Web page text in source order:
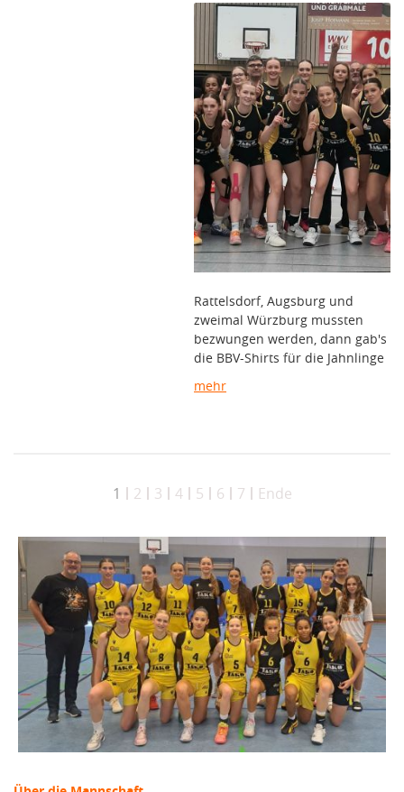
Rattelsdorf, Augsburg und
zweimal Würzburg mussten
bezwungen werden, dann gab's
die BBV-Shirts für die Jahnlinge
mehr
1 2 3 4 5 6 7 Ende